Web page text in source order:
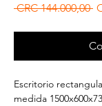
CRC 144.000,00
Escritorio
medida